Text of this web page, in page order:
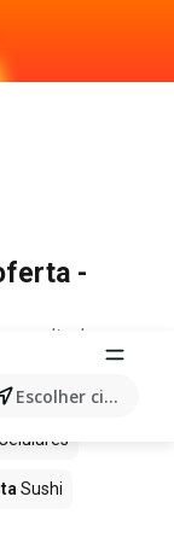
Escolher cidade
-
Celulares
Sushi